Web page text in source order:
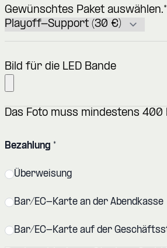
Gewünschtes Paket auswählen.*
Bild für die LED Bande
Das Foto muss mindestens 400
Bezahlung *
Überweisung
Bar/EC-Karte an der Abendkasse
Bar/EC-Karte auf der